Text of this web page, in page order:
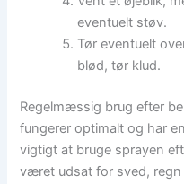
eventuelt støv.
Tør eventuelt
blød, tør klud.
Regelmæssig brug efter
fungerer optimalt og har
vigtigt at bruge sprayen
været udsat for sved, regn